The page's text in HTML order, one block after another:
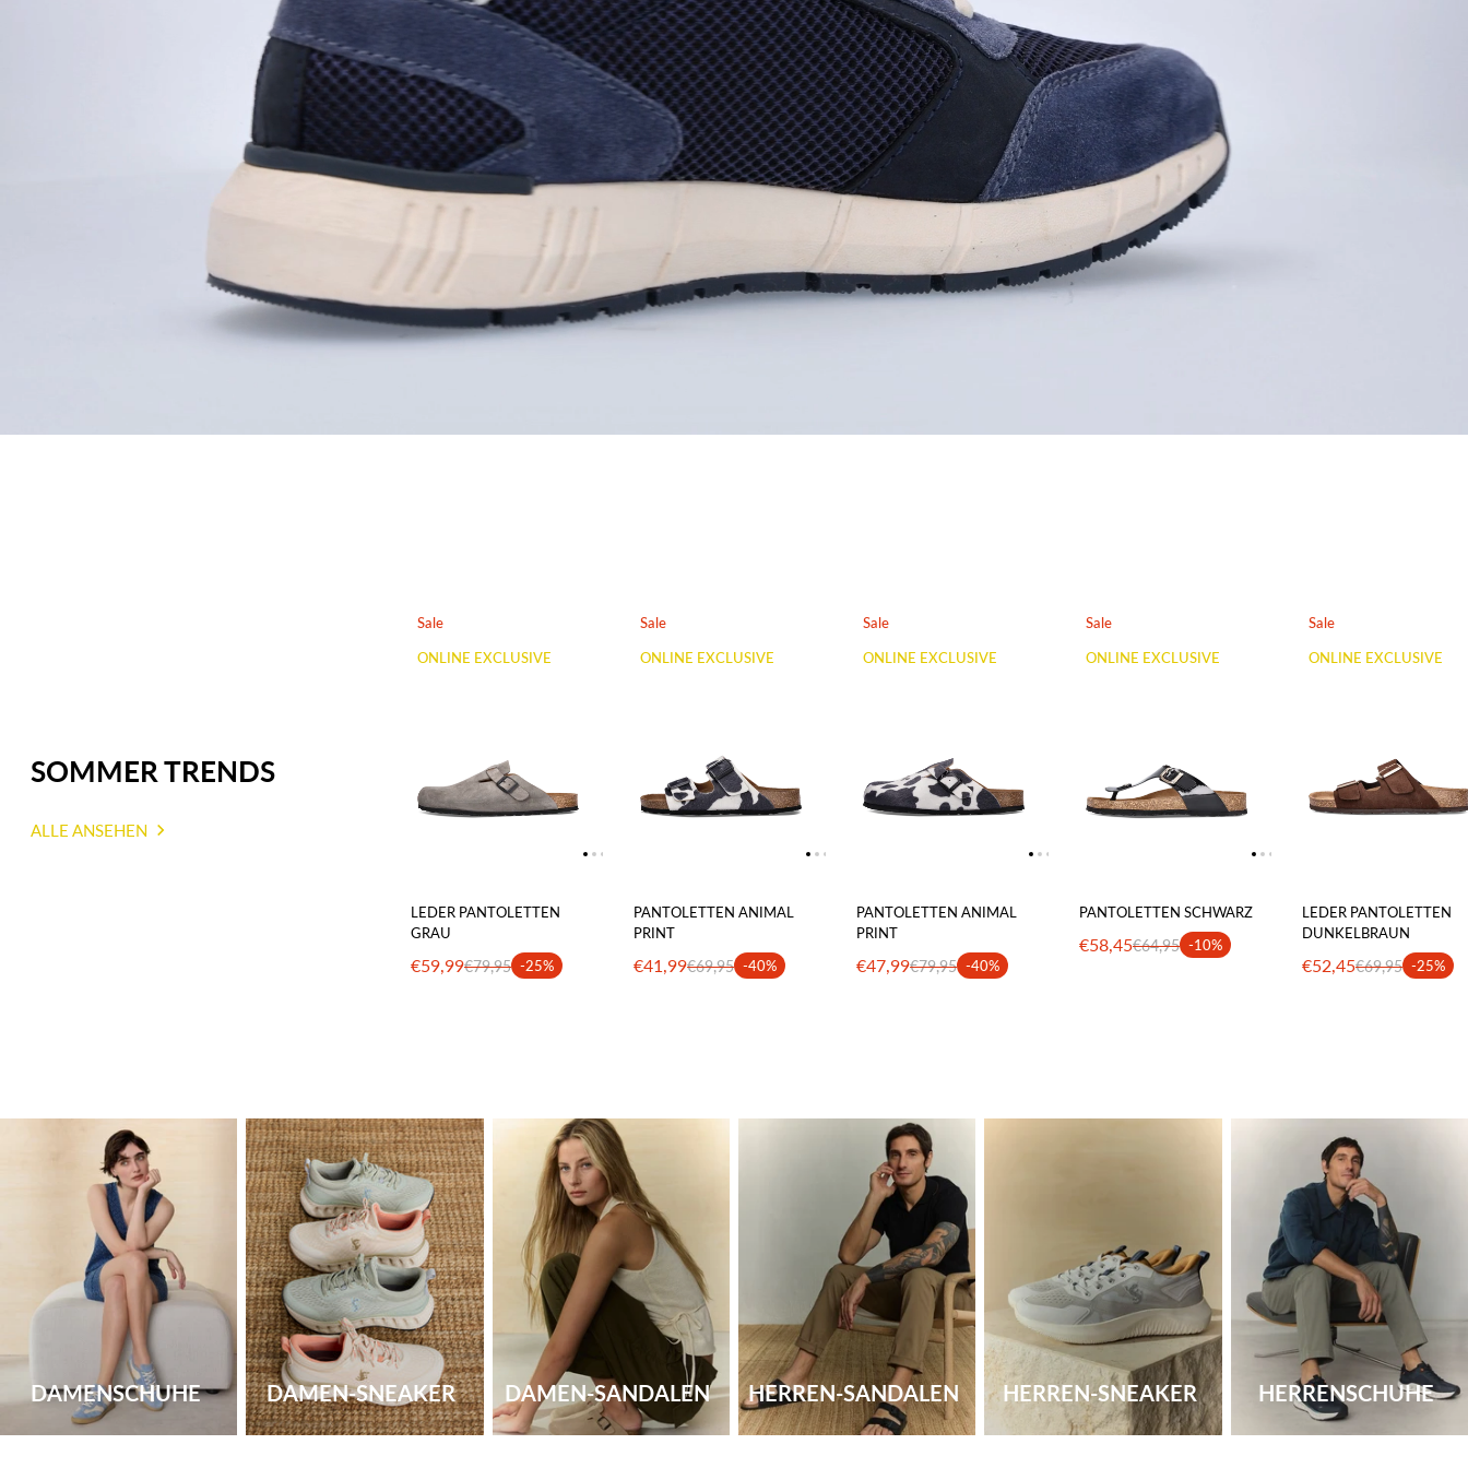
SOMMER TRENDS
ALLE ANSEHEN
Sale
ONLINE EXCLUSIVE
LEDER PANTOLETTEN
GRAU
€59,99€79,95 -25%
Sale
ONLINE EXCLUSIVE
PANTOLETTEN ANIMAL
PRINT
€41,99€69,95 -40%
Sale
ONLINE EXCLUSIVE
PANTOLETTEN ANIMAL
PRINT
€47,99€79,95 -40%
Sale
ONLINE EXCLUSIVE
PANTOLETTEN SCHWARZ
€58,45€64,95 -10%
Sale
ONLINE EXCLUSIVE
LEDER PANTOLETTEN
DUNKELBRAUN
€52,45€69,95 -25%
DAMENSCHUHE DAMEN-SNEAKER DAMEN-SANDALEN HERREN-SANDALEN HERREN-SNEAKER HERRENSCHUHE